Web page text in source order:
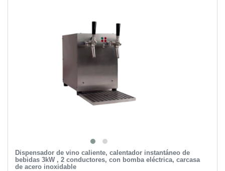
Dispensador de vino caliente, calentador instantáneo de
bebidas 3kW , 2 conductores, con bomba eléctrica, carcasa
de acero inoxidable